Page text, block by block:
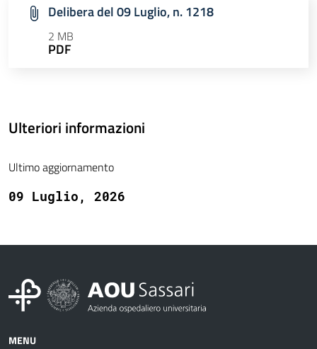
Delibera del 09 Luglio, n. 1218
2 MB
PDF
Ulteriori informazioni
Ultimo aggiornamento
09 Luglio, 2026
MENU